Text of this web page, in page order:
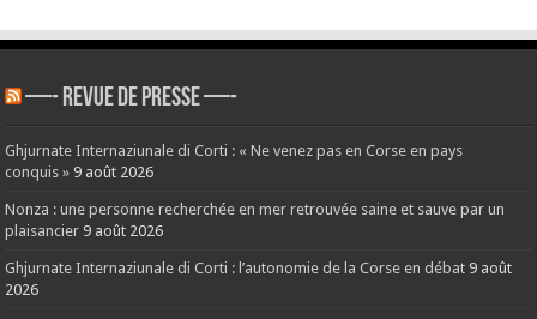
—- REVUE DE PRESSE —-
Ghjurnate Internaziunale di Corti : « Ne venez pas en Corse en pays
conquis » 9 août 2026
Nonza : une personne recherchée en mer retrouvée saine et sauve par un
plaisancier 9 août 2026
Ghjurnate Internaziunale di Corti : l’autonomie de la Corse en débat 9 août
2026